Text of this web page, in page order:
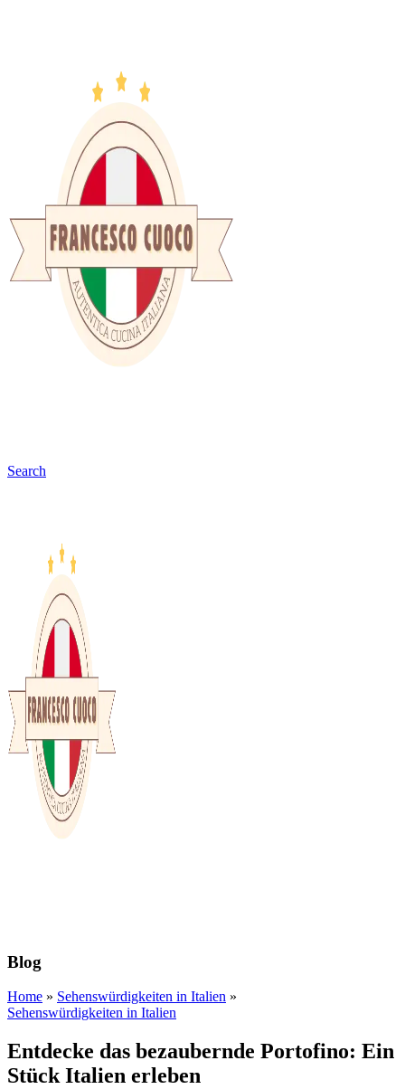
Search
Blog
Home » Sehenswürdigkeiten in Italien »
Sehenswürdigkeiten in Italien
Entdecke das bezaubernde Portofino: Ein
Stück Italien erleben